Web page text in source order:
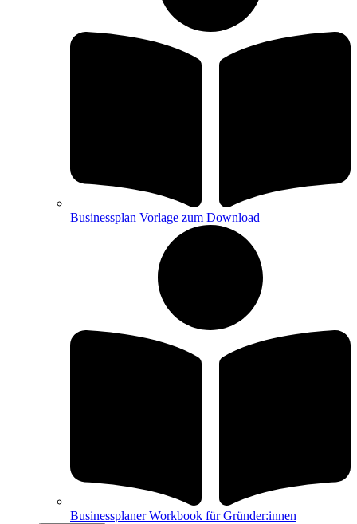
Businessplan Vorlage zum Download
Businessplaner Workbook für Gründer:innen